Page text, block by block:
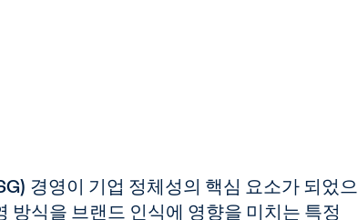
경영이 기업 정체성의 핵심 요소가 되었으
방식을 브랜드 인식에 영향을 미치는 특정